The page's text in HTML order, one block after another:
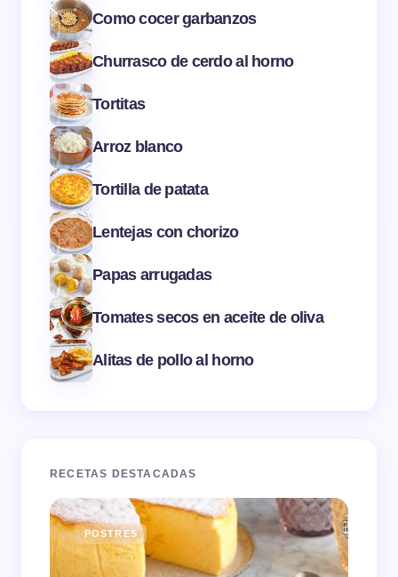
Como cocer garbanzos
Churrasco de cerdo al horno
Tortitas
Arroz blanco
Tortilla de patata
Lentejas con chorizo
Papas arrugadas
Tomates secos en aceite de oliva
Alitas de pollo al horno
RECETAS DESTACADAS
POSTRES